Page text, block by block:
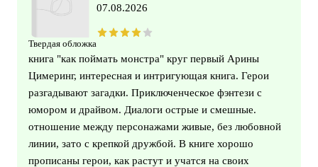
Твердая обложка
07.08.2026
книга "как поймать монстра" круг первый Арины
Цимеринг, интересная и интригующая книга. Герои
разгадывают загадки. Приключенческое фэнтези с
юмором и драйвом. Диалоги острые и смешные.
отношение между персонажами живые, без любовной
линии, зато с крепкой дружбой. В книге хорошо
прописаны герои, как растут и учатся на своих